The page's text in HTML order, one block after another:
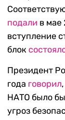
подали в мае
вступление
блок
Президент
года говорил
НАТО было
угроз